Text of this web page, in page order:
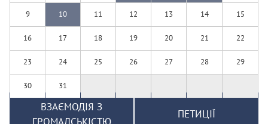
9 10 11 12 13 14 15
16 17 18 19 20 21 22
23 24 25 26 27 28 29
30 31
ВЗАЄМОДІЯ З
ГРОМАДСЬКІСТЮ
ПЕТИЦІЇ